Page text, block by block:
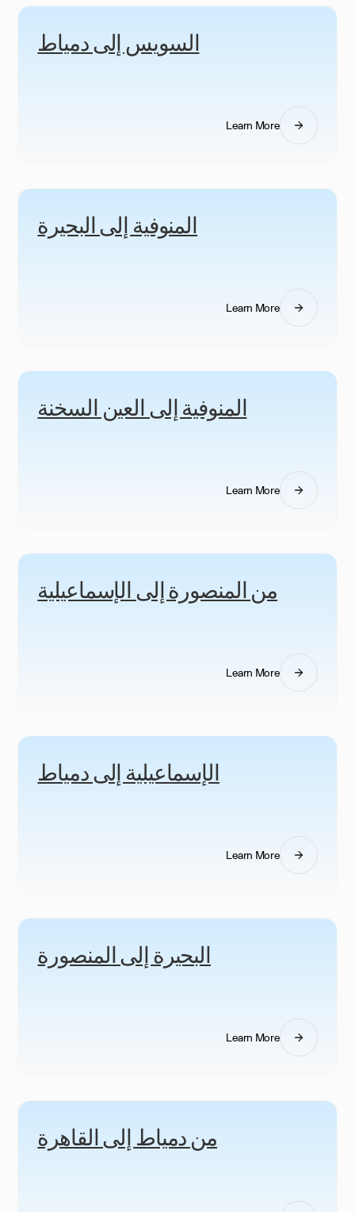
السويس إلى دمياط
Learn More
المنوفية إلى البحيرة
Learn More
المنوفية إلى العين السخنة
Learn More
من المنصورة إلى الإسماعيلية
Learn More
الإسماعيلية إلى دمياط
Learn More
البحيرة إلى المنصورة
Learn More
من دمياط إلى القاهرة